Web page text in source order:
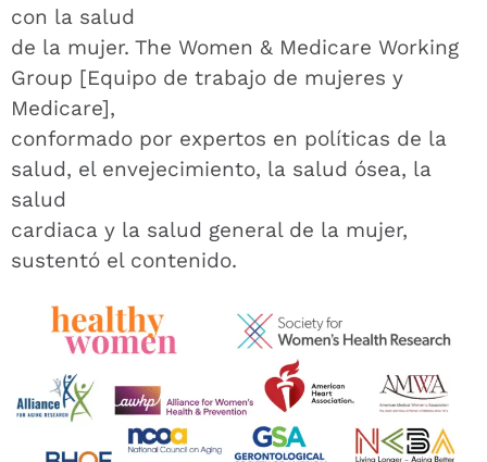
con la salud
de la mujer. The Women & Medicare Working
Group [Equipo de trabajo de mujeres y
Medicare],
conformado por expertos en políticas de la
salud, el envejecimiento, la salud ósea, la
salud
cardiaca y la salud general de la mujer,
sustentó el contenido.